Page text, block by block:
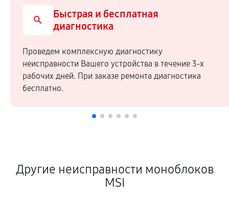
Быстрая и бесплатная
диагностика
Проведем комплексную диагностику
неисправности Вашего устройства в течение 3-х
рабочих дней. При заказе ремонта диагностика
бесплатно.
Другие неисправности моноблоков
MSI